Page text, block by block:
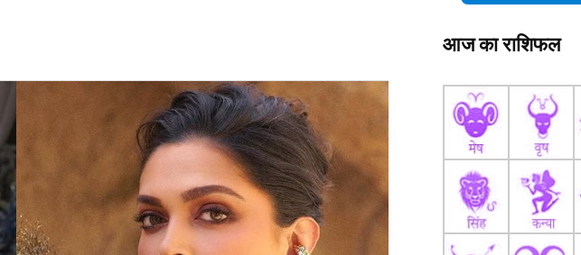
मूल के ऑस्ट्रेलियाई क्रिकेटर (Cricketer) हरजस
क्रिकेट टूर्नामेंट में धमाकेदार प्रदर्शन करके सबको
इतिहास रच दिया है। हरजस सिंह ने दूसरी पारी में
141 गेंदों में यह शानदार पारी खेली। इस दौरान उनके
बल्लेबाजी का सबूत है। उनके इस ऐतिहासिक प्रदर्शन ने
आज का राशिफल